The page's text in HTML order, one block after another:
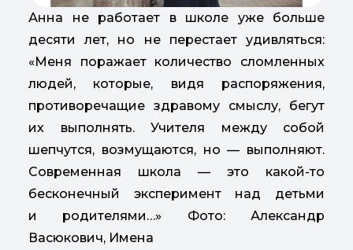
Анна не работает в школе уже больше
десяти лет, но не перестает удивляться:
«Меня поражает количество сломленных
людей, которые, видя распоряжения,
противоречащие здравому смыслу, бегут
их выполнять. Учителя между собой
шепчутся, возмущаются, но — выполняют.
Современная школа — это какой-то
бесконечный эксперимент над детьми
и родителями…» Фото: Александр
Васюкович, Имена